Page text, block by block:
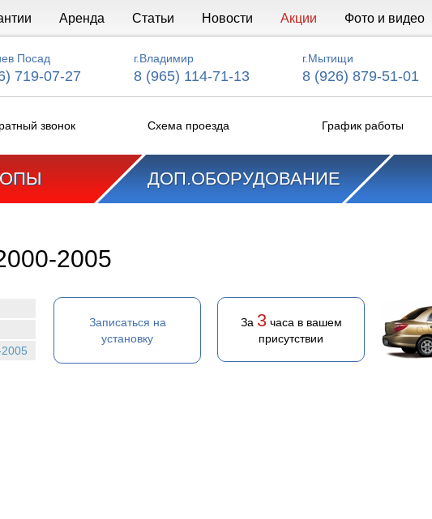
Аренда Статьи Новости Акции Фото и видео
Посад
719-07-27
г.Владимир
8 (965) 114-71-13
г.Мытищи
8 (926) 879-51-01
звонок Схема проезда График работы
ДОП.ОБОРУДОВАНИЕ
2005
Записаться на
установку
За 3часа в вашем
присутствии